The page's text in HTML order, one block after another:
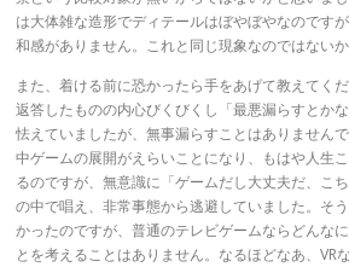
は大体雑な造形でディテールはぼやぼやなのです
和感がありません。これと同じ現象なのではないか
また、着ける前に恐かったら手をあげて教えてく
返答したものの内心びくびくし「最悪漏らすとか
怯えていましたが、無事漏らすことはありません
中ゲームの展開がえらいことになり、もはや人生
るのですが、無意識に「ゲームだし大丈夫だ、こ
の中で唱え、非常事態から逃避していました。そ
かったのですが、普通のテレビゲームならどんな
とを考えることはありません。なるほどなあ、VR